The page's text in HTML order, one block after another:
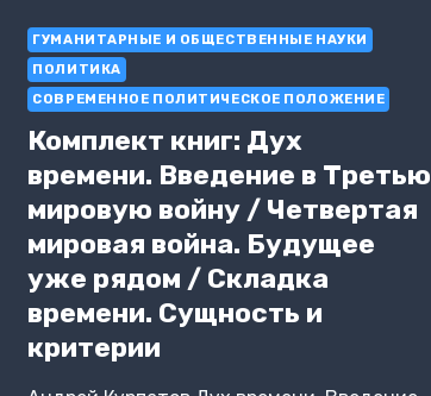
36
УВЛЕКАТЕЛЬНЫХ
ПУТЕШЕСТВИЙ
ПО
СТОЛИЦЕ
ГУМАНИТАРНЫЕ И ОБЩЕСТВЕННЫЕ НАУКИ
ПОЛИТИКА
СОВРЕМЕННОЕ ПОЛИТИЧЕСКОЕ ПОЛОЖЕНИЕ
Комплект книг: Дух
времени. Введение в Третью
мировую войну / Четвертая
мировая война. Будущее
уже рядом / Складка
времени. Сущность и
критерии